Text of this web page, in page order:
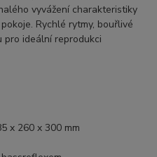
vyvážení charakteristiky
Rychlé rytmy, bouřlivé
pro ideální reprodukci
x 260 x 300 mm